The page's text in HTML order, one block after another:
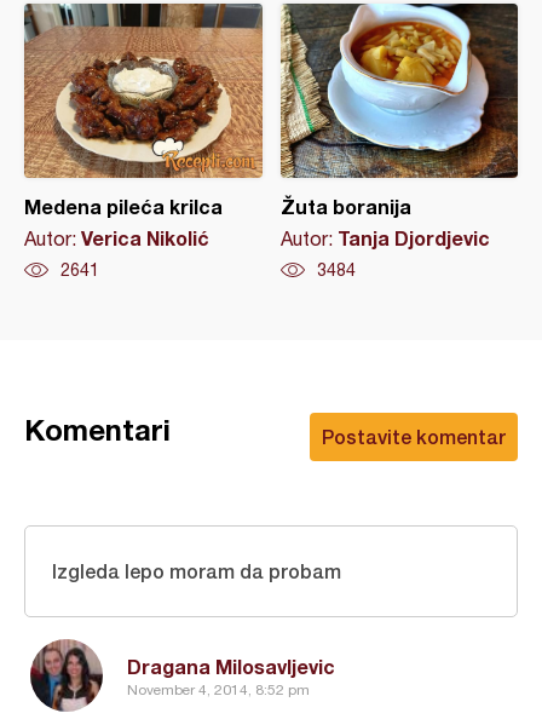
Medena pileća krilca
Autor: Verica Nikolić
2641
Žuta boranija
Autor: Tanja Djordjevic
3484
Postavite komentar
Komentari
Dragana Milosavljevic
November 4, 2014, 8:52 pm
Izgleda lepo moram da probam